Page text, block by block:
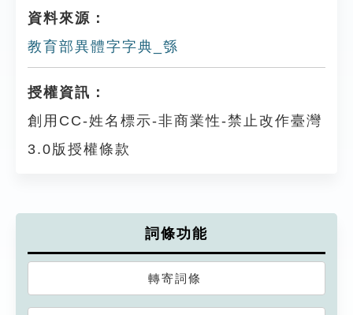
資料來源：
教育部異體字字典_綔
授權資訊：
創用CC-姓名標示-非商業性-禁止改作臺灣
3.0版授權條款
詞條功能
轉寄詞條